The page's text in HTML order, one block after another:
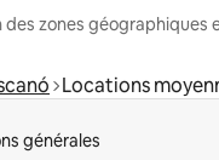
zones géographiques
Locations
générales